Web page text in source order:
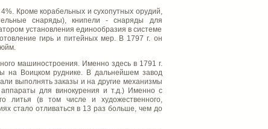
Кроме корабельных и сухопутных орудий,
снаряды), книпели - снаряды для
установления единообразия в системе
гирь и питейных мер. В 1797 г. он
машиностроения. Именно здесь в 1791 г.
на Воицком руднике. В дальнейшем завод
выполнять заказы и на другие механизмы
для винокурения и т.д.) Именно с
литья (в том числе и художественного,
стало отливаться в 13 раз больше, чем до